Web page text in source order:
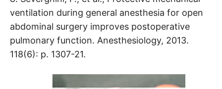
ventilation during general anesthesia for open
abdominal surgery improves postoperative
pulmonary function. Anesthesiology, 2013.
118(6): p. 1307-21.